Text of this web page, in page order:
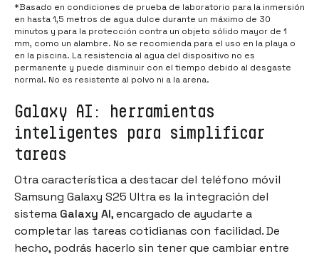
*Basado en condiciones de prueba de laboratorio para la inmersión
en hasta 1,5 metros de agua dulce durante un máximo de 30
minutos y para la protección contra un objeto sólido mayor de 1
mm, como un alambre. No se recomienda para el uso en la playa o
en la piscina. La resistencia al agua del dispositivo no es
permanente y puede disminuir con el tiempo debido al desgaste
normal. No es resistente al polvo ni a la arena.
Galaxy AI: herramientas
inteligentes para simplificar
tareas
Otra característica a destacar del teléfono móvil
Samsung Galaxy S25 Ultra es la integración del
sistema Galaxy AI, encargado de ayudarte a
completar las tareas cotidianas con facilidad. De
hecho, podrás hacerlo sin tener que cambiar entre